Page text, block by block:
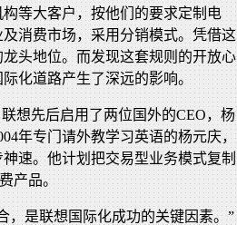
等大客户，按他们的要求定制电
消费市场，采用分销模式。凭借这
头地位。而发现这套规则的开放心
化道路产生了深远的影响。
想先后启用了两位国外的CEO，杨
年专门请外教学习英语的杨元庆，
速。他计划把交易型业务模式复制
产品。
，是联想国际化成功的关键因素。”